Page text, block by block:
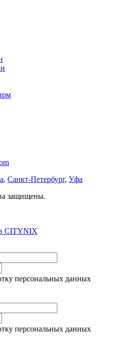
, Санкт-Петербург, Уфа
защищены.
CITYNIX
персональных данных
персональных данных